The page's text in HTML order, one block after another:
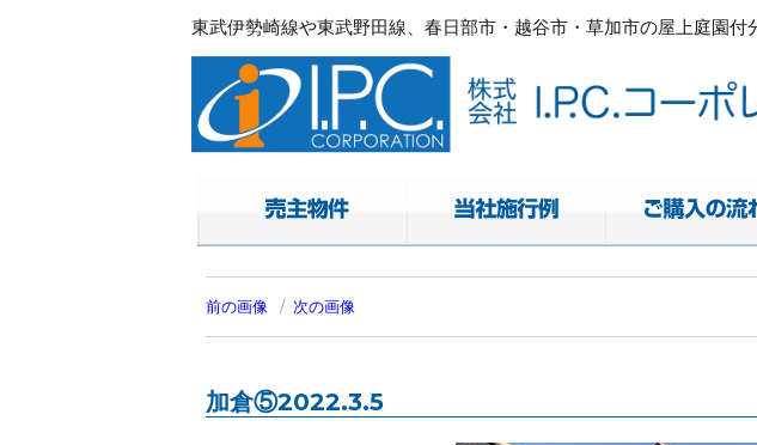
東武伊勢崎線や東武野田線、春日部市・越谷市・草加市の屋上庭園付
春日部・越谷・草加の不動産。I.P.C.コーポレーション。屋上庭園も
東武伊勢崎線や東武野田線.春日部市・越谷市・草加市の屋上庭園付
前の画像 次の画像
加倉⑤2022.3.5